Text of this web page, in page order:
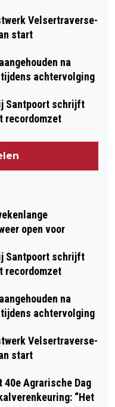
Velsertraverse-
start
na
achtervolging
Santpoort schrijft
recordomzet
open voor
Santpoort schrijft
recordomzet
na
achtervolging
Velsertraverse-
start
Agrarische Dag
“Het